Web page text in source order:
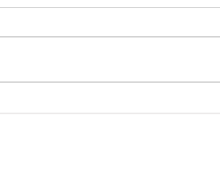
永寬化學電子報-